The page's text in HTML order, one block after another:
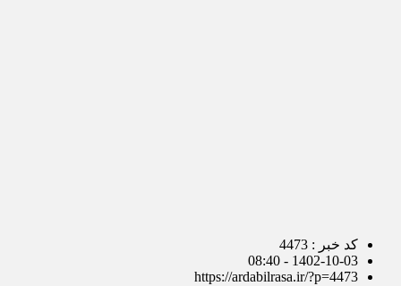
کد خبر : 4473
1402-10-03 - 08:40
https://ardabilrasa.ir/?p=4473